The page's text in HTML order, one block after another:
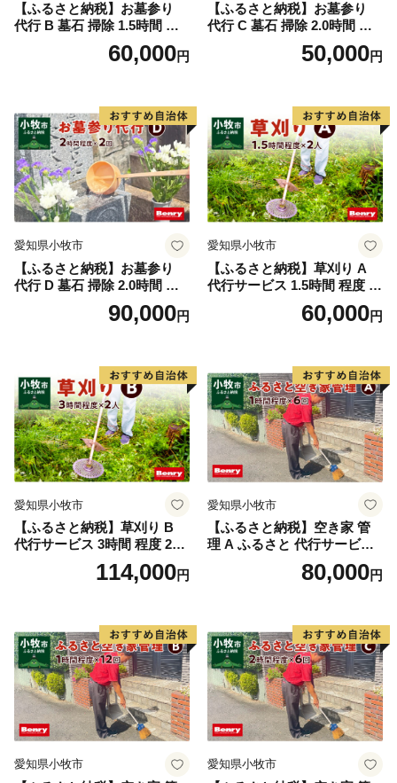
【ふるさと納税】お墓参り
代行 B 墓石 掃除 1.5時間 程
度 × 2回 お参り 献花 献香 雑
草 除去 処分 草抜き 清掃 お
洋型墓石 デザイン墓石 愛知
県 小牧市
60,000円
【ふるさと納税】お墓参り
代行 C 墓石 掃除 2.0時間 程
度 お参り 献花 献香 雑草 除
去 処分 草抜き 清掃 お手入れ
石 デザイン墓石 愛知県 小牧
市
50,000円
愛知県小牧市
【ふるさと納税】お墓参り
代行 D 墓石 掃除 2.0時間 程
度 × 2回 お参り 献花 献香 雑
草 除去 処分 草抜き 清掃 お
洋型墓石 デザイン墓石 愛知
県 小牧市
90,000円
愛知県小牧市
【ふるさと納税】草刈り A
代行サービス 1.5時間 程度 2
人作業 伐採 低草木 剪定 ゴミ
拾い 清掃 雑草 除去 除草 作
き小牧味岡店 愛知県 小牧市
60,000円
愛知県小牧市
【ふるさと納税】草刈り B
代行サービス 3時間 程度 2人
作業 伐採 低草木 剪定 ゴミ拾
い 清掃 雑草 除去 除草 作業
小牧味岡店 愛知県 小牧市
114,000円
愛知県小牧市
【ふるさと納税】空き家 管
理 A ふるさと 代行サービス
1時間 程度 × 6回 建物 外部
状況 確認 2ヶ月に1回 雨漏り
ック チラシ 回収 廃棄 提案
助言 愛知県 小牧市
80,000円
愛知県小牧市 愛知県小牧市